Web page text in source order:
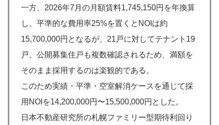
一方、2026年7月の月額賃料1,745,150円を年換算
し、平準的な費用率25%を置くとNOIは約
15,700,000円となるが、21戸に対してテナント19
戸、公開募集住戸も複数確認されるため、満額を
そのまま採用するのは楽観的である。
このため実績・平準・空室解消ケースを通じて採
用NOIを14,200,000円〜15,500,000円とした。
日本不動産研究所の札幌ファミリー型期待利回り